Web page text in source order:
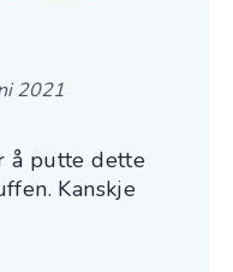
2021
å putte dette
Kanskje